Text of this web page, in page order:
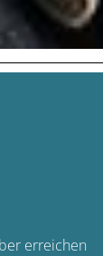
erreichen